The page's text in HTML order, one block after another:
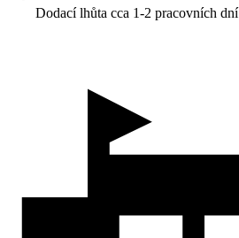
Dodací lhůta cca 1-2 pracovních dní